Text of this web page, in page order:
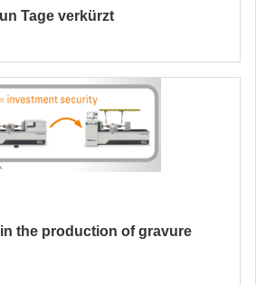
Tage verkürzt
the production of gravure